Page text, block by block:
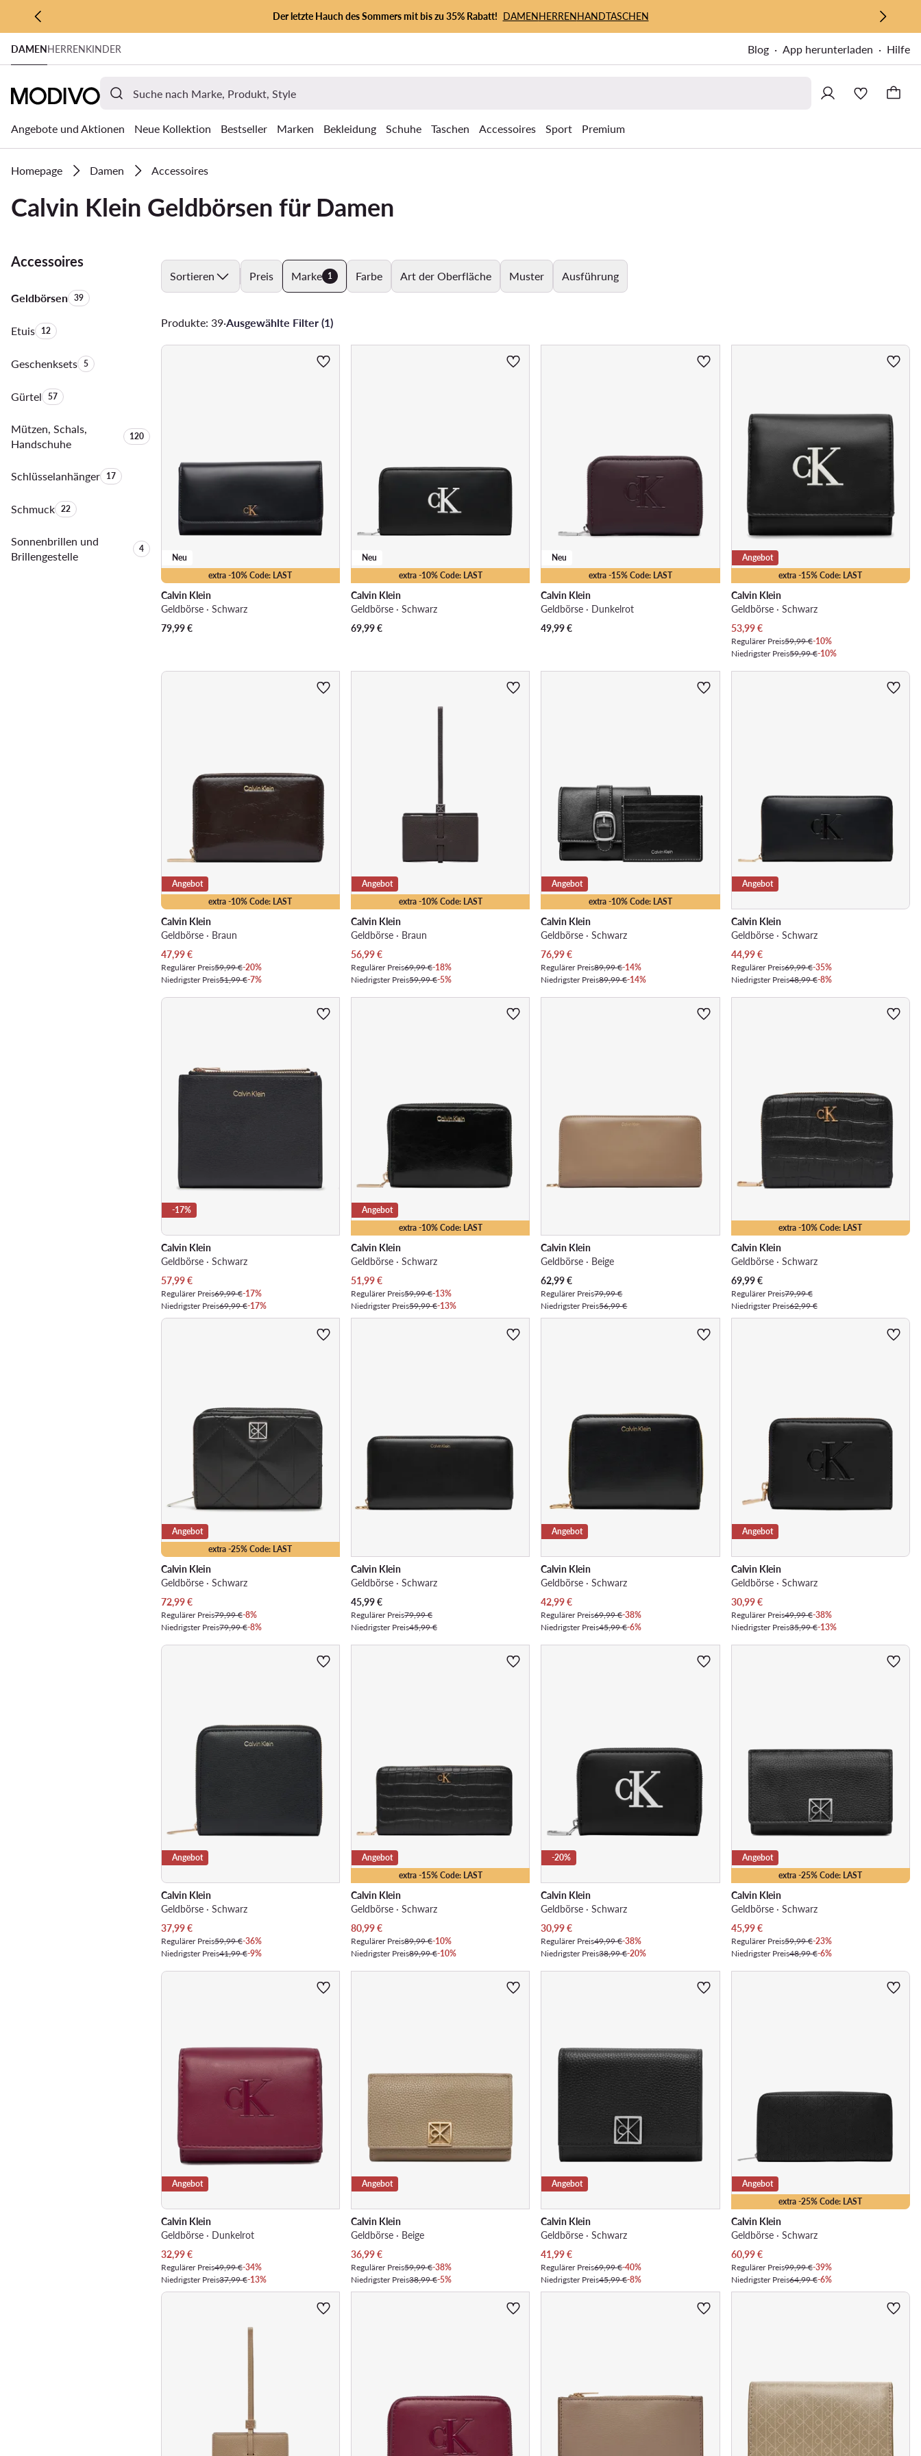
ZUM HAUPTINHALT SPRINGEN
ZUR SUCHE
Der letzte Hauch des Sommers mit bis zu 35% Rabatt! DAMENHERRENHANDTASCHEN
DAMENHERRENKINDER Blog App herunterladen Hilfe
Angebote und Aktionen Neue Kollektion Bestseller Marken Bekleidung Schuhe Taschen Accessoires Sport Premium
Homepage Damen Accessoires
Calvin Klein Geldbörsen für Damen
Accessoires
GeldbörsenAnzahl der Produkte:
39
EtuisAnzahl der Produkte:
12
GeschenksetsAnzahl der Produkte:
5
GürtelAnzahl der Produkte:
57
Mützen, Schals,
Handschuhe
Anzahl der Produkte:
120
SchlüsselanhängerAnzahl der Produkte:
17
SchmuckAnzahl der Produkte:
22
Sonnenbrillen und
Brillengestelle
Anzahl der Produkte:
4
Sortieren Preis Marke 1 Farbe Art der Oberfläche Muster Ausführung
Produkte: 39·Ausgewählte Filter (1)
extra -10% Code: LAST
Neu
Calvin Klein
Geldbörse · Schwarz
79,99€
extra -10% Code: LAST
Neu
Calvin Klein
Geldbörse · Schwarz
69,99€
extra -15% Code: LAST
Neu
Calvin Klein
Geldbörse · Dunkelrot
49,99€
extra -15% Code: LAST
Angebot
Calvin Klein
Geldbörse · Schwarz
Aktueller Preis
53,99€
Regulärer Preis59,99 €-10%
Niedrigster Preis59,99 €-10%
extra -10% Code: LAST
Angebot
Calvin Klein
Geldbörse · Braun
Aktueller Preis
47,99€
Regulärer Preis59,99 €-20%
Niedrigster Preis51,99 €-7%
extra -10% Code: LAST
Angebot
Calvin Klein
Geldbörse · Braun
Aktueller Preis
56,99€
Regulärer Preis69,99 €-18%
Niedrigster Preis59,99 €-5%
extra -10% Code: LAST
Angebot
Calvin Klein
Geldbörse · Schwarz
Aktueller Preis
76,99€
Regulärer Preis89,99 €-14%
Niedrigster Preis89,99 €-14%
Angebot
Calvin Klein
Geldbörse · Schwarz
Aktueller Preis
44,99€
Regulärer Preis69,99 €-35%
Niedrigster Preis48,99 €-8%
-17%
Calvin Klein
Geldbörse · Schwarz
Aktueller Preis
57,99€
Regulärer Preis69,99 €-17%
Niedrigster Preis69,99 €-17%
extra -10% Code: LAST
Angebot
Calvin Klein
Geldbörse · Schwarz
Aktueller Preis
51,99€
Regulärer Preis59,99 €-13%
Niedrigster Preis59,99 €-13%
Calvin Klein
Geldbörse · Beige
Aktueller Preis
62,99€
Regulärer Preis79,99 €
Niedrigster Preis56,99 €
extra -10% Code: LAST
Calvin Klein
Geldbörse · Schwarz
Aktueller Preis
69,99€
Regulärer Preis79,99 €
Niedrigster Preis62,99 €
extra -25% Code: LAST
Angebot
Calvin Klein
Geldbörse · Schwarz
Aktueller Preis
72,99€
Regulärer Preis79,99 €-8%
Niedrigster Preis79,99 €-8%
Calvin Klein
Geldbörse · Schwarz
Aktueller Preis
45,99€
Regulärer Preis79,99 €
Niedrigster Preis45,99 €
Angebot
Calvin Klein
Geldbörse · Schwarz
Aktueller Preis
42,99€
Regulärer Preis69,99 €-38%
Niedrigster Preis45,99 €-6%
Angebot
Calvin Klein
Geldbörse · Schwarz
Aktueller Preis
30,99€
Regulärer Preis49,99 €-38%
Niedrigster Preis35,99 €-13%
Angebot
Calvin Klein
Geldbörse · Schwarz
Aktueller Preis
37,99€
Regulärer Preis59,99 €-36%
Niedrigster Preis41,99 €-9%
extra -15% Code: LAST
Angebot
Calvin Klein
Geldbörse · Schwarz
Aktueller Preis
80,99€
Regulärer Preis89,99 €-10%
Niedrigster Preis89,99 €-10%
-20%
Calvin Klein
Geldbörse · Schwarz
Aktueller Preis
30,99€
Regulärer Preis49,99 €-38%
Niedrigster Preis38,99 €-20%
extra -25% Code: LAST
Angebot
Calvin Klein
Geldbörse · Schwarz
Aktueller Preis
45,99€
Regulärer Preis59,99 €-23%
Niedrigster Preis48,99 €-6%
Angebot
Calvin Klein
Geldbörse · Dunkelrot
Aktueller Preis
32,99€
Regulärer Preis49,99 €-34%
Niedrigster Preis37,99 €-13%
Angebot
Calvin Klein
Geldbörse · Beige
Aktueller Preis
36,99€
Regulärer Preis59,99 €-38%
Niedrigster Preis38,99 €-5%
Angebot
Calvin Klein
Geldbörse · Schwarz
Aktueller Preis
41,99€
Regulärer Preis69,99 €-40%
Niedrigster Preis45,99 €-8%
extra -25% Code: LAST
Angebot
Calvin Klein
Geldbörse · Schwarz
Aktueller Preis
60,99€
Regulärer Preis99,99 €-39%
Niedrigster Preis64,99 €-6%